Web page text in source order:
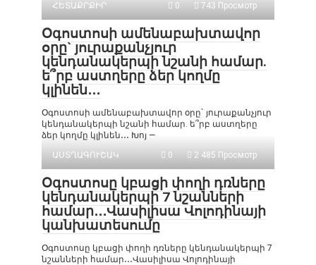
ՀԵՏԱՔՐՔԻՐ
0 743 Просмотр
Օգոստոսի ամենաբախտավոր
օրը` յուրաքանչյուր
կենդանակերպի նշանի համար.
ե՞րբ աստղերը ձեր կողմը
կլինեն․․․
Օգոստոսի ամենաբախտավոր օրը` յուրաքանչյուր
կենդանակերպի նշանի համար. ե՞րբ աստղերը
ձեր կողմը կլինեն․․․ Խոյ —
ԱՍՏՂԱԳՈՒՇԱԿ
0 2 485 Просмотр
Օգոստոսը կբացի փողի դռները
կենդանակերպի 7 նշանների
համար․․․Վասիլիսա Վոլոդինայի
կանխատեսումը
Օգոստոսը կբացի փողի դռները կենդանակերպի 7
նշանների համար․․․Վասիլիսա Վոլոդինայի